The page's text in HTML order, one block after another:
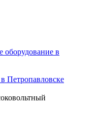
оборудование в
Петропавловске